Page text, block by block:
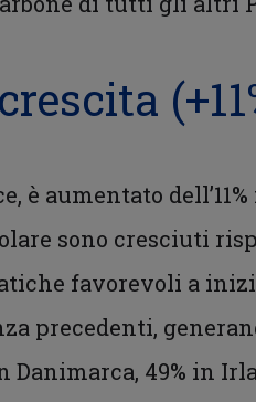
aumentato
sono cresciuti
favorevoli a
precedenti,
Danimarca, 49% in